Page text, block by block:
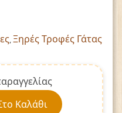
Ξηρές Τροφές Γάτας
Καλάθι